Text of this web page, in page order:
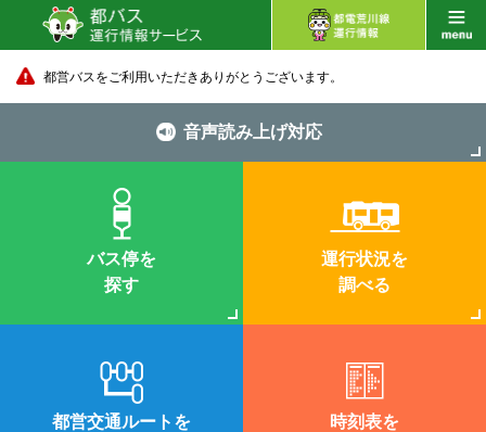
都営バスをご利用いただきありがとうございます。
音声読み上げ対応
バス停を
探す
運行状況を
調べる
都営交通ルートを
時刻表を